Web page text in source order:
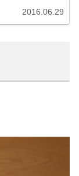
2016.06.29